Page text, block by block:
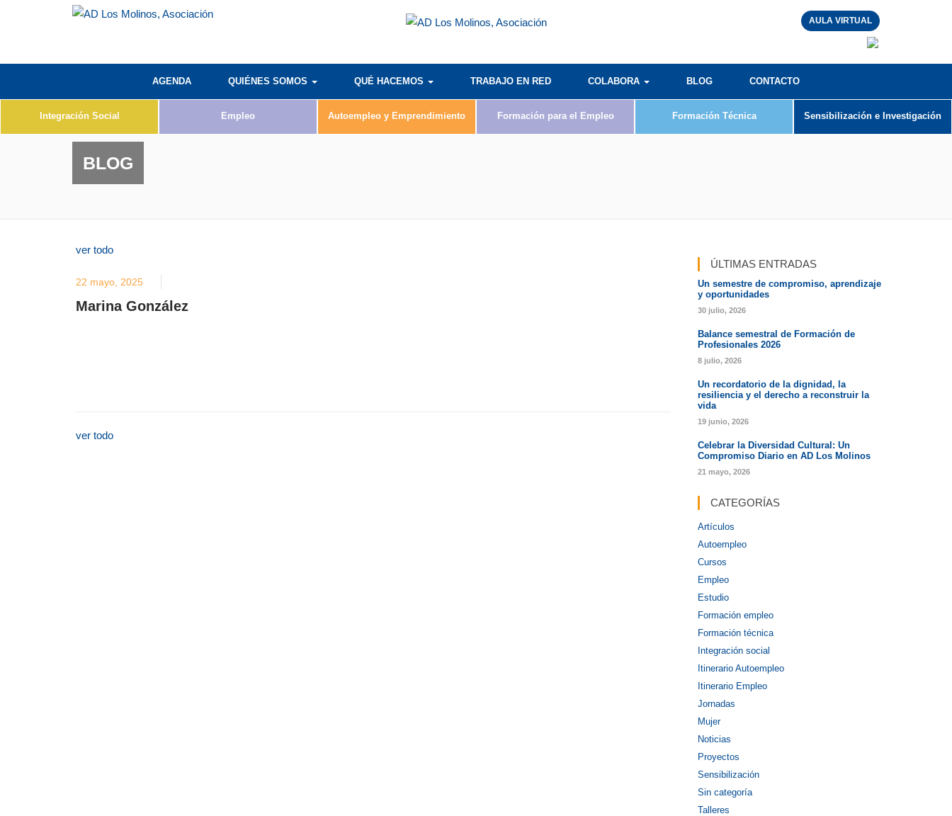
AULA VIRTUAL
AGENDA QUIÉNES SOMOS QUÉ HACEMOS TRABAJO EN RED COLABORA BLOG CONTACTO
Integración Social Empleo Autoempleo y Emprendimiento Formación para el Empleo Formación Técnica Sensibilización e Investigación
BLOG
ver todo
22 mayo, 2025
Marina González
ver todo
ÚLTIMAS ENTRADAS
Un semestre de compromiso, aprendizaje
y oportunidades
30 julio, 2026
Balance semestral de Formación de
Profesionales 2026
8 julio, 2026
Un recordatorio de la dignidad, la
resiliencia y el derecho a reconstruir la
vida
19 junio, 2026
Celebrar la Diversidad Cultural: Un
Compromiso Diario en AD Los Molinos
21 mayo, 2026
CATEGORÍAS
Artículos
Autoempleo
Cursos
Empleo
Estudio
Formación empleo
Formación técnica
Integración social
Itinerario Autoempleo
Itinerario Empleo
Jornadas
Mujer
Noticias
Proyectos
Sensibilización
Sin categoría
Talleres